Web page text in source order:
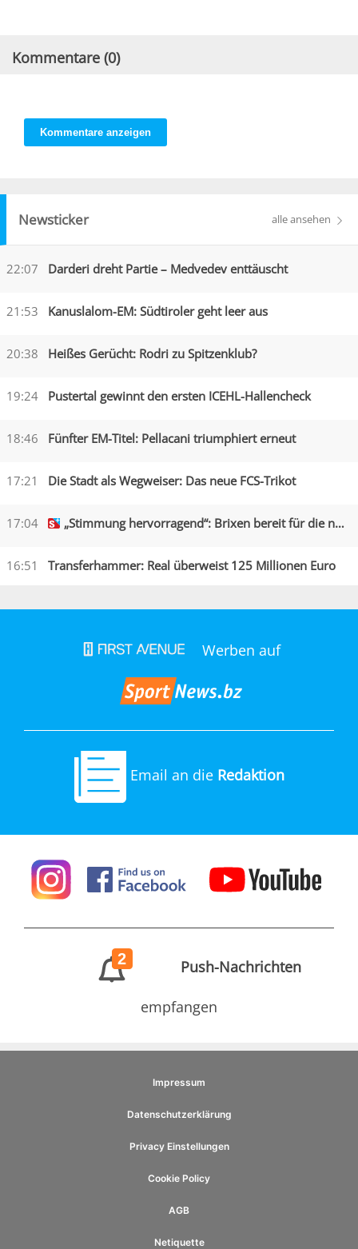
Kommentare (0)
Kommentare anzeigen
Newsticker alle ansehen
22:07 Darderi dreht Partie – Medvedev enttäuscht
21:53 Kanuslalom-EM: Südtiroler geht leer aus
20:38 Heißes Gerücht: Rodri zu Spitzenklub?
19:24 Pustertal gewinnt den ersten ICEHL-Hallencheck
18:46 Fünfter EM-Titel: Pellacani triumphiert erneut
17:21 Die Stadt als Wegweiser: Das neue FCS-Trikot
17:04 „Stimmung hervorragend“: Brixen bereit für die neue Saison
16:51 Transferhammer: Real überweist 125 Millionen Euro
Werben auf
Email an die Redaktion
2 Push-Nachrichten
empfangen
Impressum
Datenschutzerklärung
Privacy Einstellungen
Cookie Policy
AGB
Netiquette